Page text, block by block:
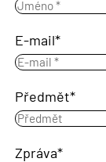
E-mail
Předmět
Zpráva